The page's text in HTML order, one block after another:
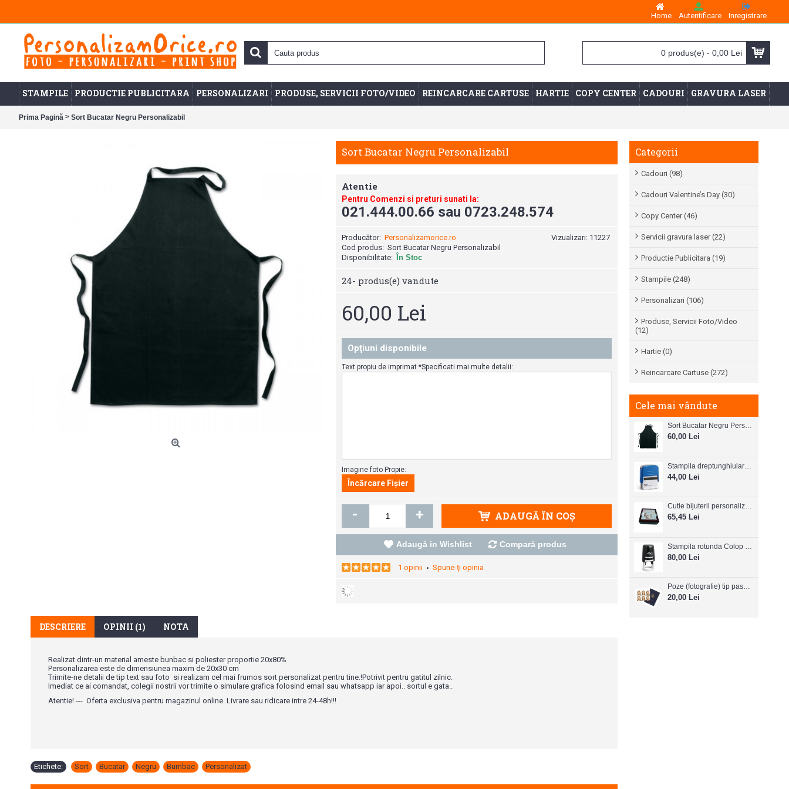
Home Autentificare Inregistrare
0 produs(e) - 0,00 Lei
STAMPILE PRODUCTIE PUBLICITARA PERSONALIZARI PRODUSE, SERVICII FOTO/VIDEO REINCARCARE CARTUSE HARTIE COPY CENTER CADOURI GRAVURA LASER
Prima Pagină > Sort Bucatar Negru Personalizabil
Categorii
Cadouri (98)
Cadouri Valentine’s Day (30)
Copy Center (46)
Servicii gravura laser (22)
Productie Publicitara (19)
Stampile (248)
Personalizari (106)
Produse, Servicii Foto/Video
(12)
Hartie (0)
Reincarcare Cartuse (272)
Cele mai vândute
Sort Bucatar Negru Personalizabil
60,00 Lei
44,00 Lei
Cutie bijuterii personalizata
65,45 Lei
80,00 Lei
Poze (fotografie) tip pasaport, carnet de note, legitimatii ..etc
20,00 Lei
Sort Bucatar Negru Personalizabil
Atentie
Pentru Comenzi si preturi sunati la:
021.444.00.66 sau 0723.248.574
Vizualizari: 11227
Producător: Personalizamorice.ro
Cod produs: Sort Bucatar Negru Personalizabil
Disponibilitate:
În Stoc
24- produs(e) vandute
60,00 Lei
Opţiuni disponibile
Text propiu de imprimat *Specificati mai multe detalii:
Imagine foto Propie:
- + ADAUGĂ ÎN COŞ
Adaugă in Wishlist Compară produs
1 opinii • Spune-ţi opinia
DESCRIERE OPINII (1) NOTA
Realizat dintr-un material ameste bunbac si poliester proportie 20x80%
Personalizarea este de dimensiunea maxim de 20x30 cm
Trimite-ne detalii de tip text sau foto si realizam cel mai frumos sort personalizat pentru tine.!Potrivit pentru gatitul zilnic.
Imediat ce ai comandat, colegii nostrii vor trimite o simulare grafica folosind email sau whatsapp iar apoi.. sortul e gata..
Atentie! --- Oferta exclusiva pentru magazinul online. Livrare sau ridicare intre 24-48h!!!
Etichete: Sort Bucatar Negru Bumbac Personalizat